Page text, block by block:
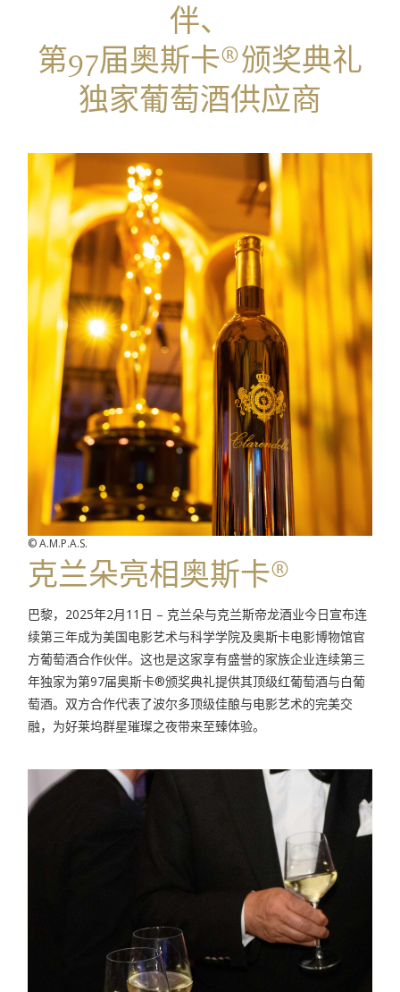
伴、
第97届奥斯卡®颁奖典礼
独家葡萄酒供应商
© A.M.P.A.S.
克兰朵亮相奥斯卡®
巴黎，2025年2月11日 – 克兰朵与克兰斯帝龙酒业今日宣布连
续第三年成为美国电影艺术与科学学院及奥斯卡电影博物馆官
方葡萄酒合作伙伴。这也是这家享有盛誉的家族企业连续第三
年独家为第97届奥斯卡®颁奖典礼提供其顶级红葡萄酒与白葡
萄酒。双方合作代表了波尔多顶级佳酿与电影艺术的完美交
融，为好莱坞群星璀璨之夜带来至臻体验。